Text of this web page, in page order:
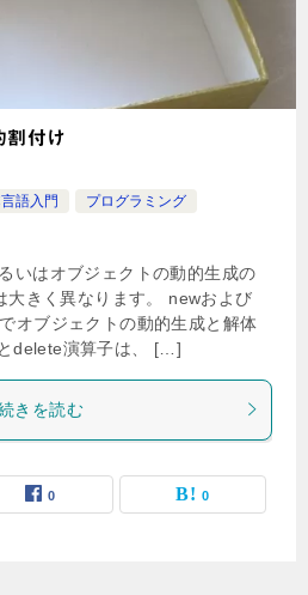
付け
語入門
プログラミング
いはオブジェクトの動的生成の
大きく異なります。 newおよび
オブジェクトの動的生成と解体
delete演算子は、 […]
きを読む
0 0